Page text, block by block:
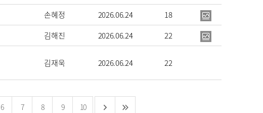
손혜정 2026.06.24
18
김해진 2026.06.24 22
김재욱 2026.06.24 22
6 7 8 9 10